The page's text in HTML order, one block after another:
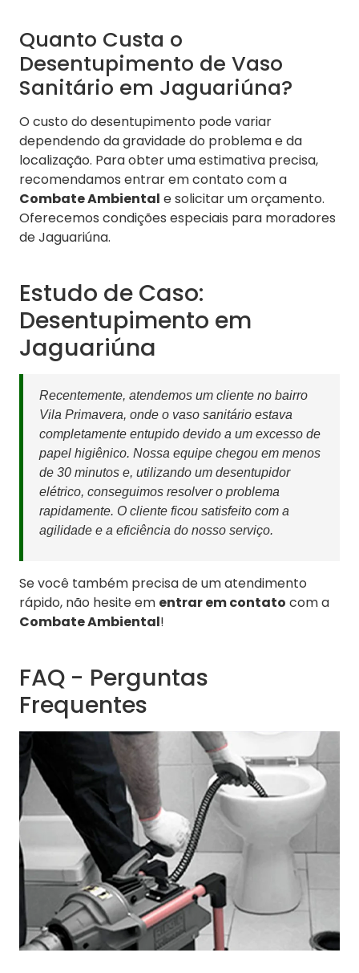
Quanto Custa o
Desentupimento de Vaso
Sanitário em Jaguariúna?
O custo do desentupimento pode variar
dependendo da gravidade do problema e da
localização. Para obter uma estimativa precisa,
recomendamos entrar em contato com a
Combate Ambiental e solicitar um orçamento.
Oferecemos condições especiais para moradores
de Jaguariúna.
Estudo de Caso:
Desentupimento em
Jaguariúna
Recentemente, atendemos um cliente no bairro
Vila Primavera, onde o vaso sanitário estava
completamente entupido devido a um excesso de
papel higiênico. Nossa equipe chegou em menos
de 30 minutos e, utilizando um desentupidor
elétrico, conseguimos resolver o problema
rapidamente. O cliente ficou satisfeito com a
agilidade e a eficiência do nosso serviço.
Se você também precisa de um atendimento
rápido, não hesite em entrar em contato com a
Combate Ambiental!
FAQ - Perguntas
Frequentes